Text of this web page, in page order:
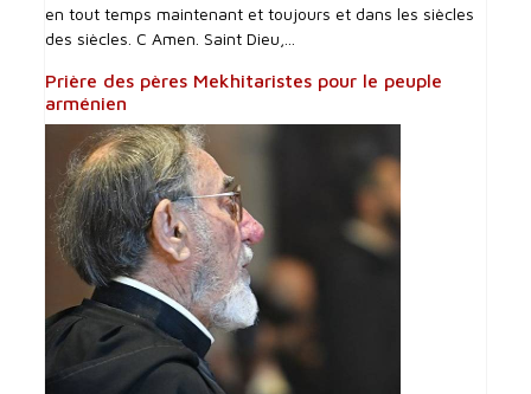
en tout temps maintenant et toujours et dans les siècles
des siècles. C Amen. Saint Dieu,...
Prière des pères Mekhitaristes pour le peuple
arménien